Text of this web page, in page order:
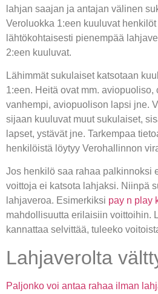
lahjan saajan ja antajan välinen
Veroluokka 1:een kuuluvat
lähtökohtaisesti pienempää
2:een kuuluvat.
Lähimmät sukulaiset katsotaan
1:een. Heitä ovat mm.
vanhempi, aviopuolison lapsi jne.
sijaan kuuluvat muut sukulaiset,
lapset, ystävät jne. Tarkempaa
henkilöistä löytyy Verohallinnon
Jos henkilö saa rahaa palkinnoksi
voittoja ei katsota lahjaksi. Niinpä
lahjaveroa. Esimerkiksi pay n play
mahdollisuutta erilaisiin voittoihin.
kannattaa selvittää, tuleeko
Lahjaverolta
Paljonko voi antaa rahaa ilman